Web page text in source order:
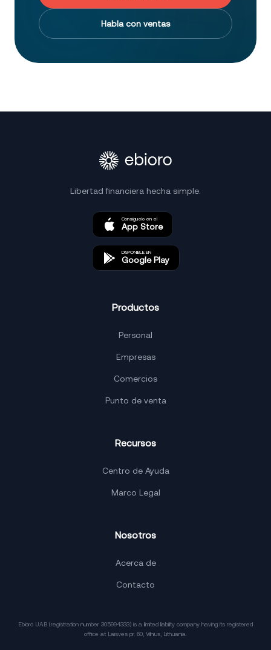
Habla con ventas
Libertad financiera hecha simple.
Consíguelo en el
App Store
DISPONIBLE EN
Google Play
Productos
Personal
Empresas
Comercios
Punto de venta
Recursos
Centro de Ayuda
Marco Legal
Nosotros
Acerca de
Contacto
Ebioro UAB (registration number 305994333) is a limited liability company having its registered
office at Laisves pr. 60, Vilnius, Lithuania.